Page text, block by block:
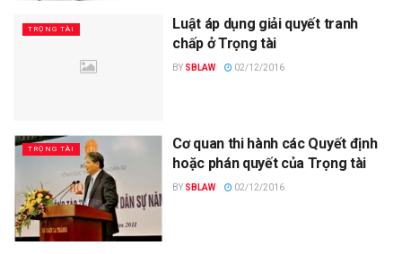
TRỌNG TÀI
Luật áp dụng giải quyết tranh
chấp ở Trọng tài
BY SBLAW 02/12/2016
TRỌNG TÀI
Cơ quan thi hành các Quyết định
hoặc phán quyết của Trọng tài
BY SBLAW 02/12/2016